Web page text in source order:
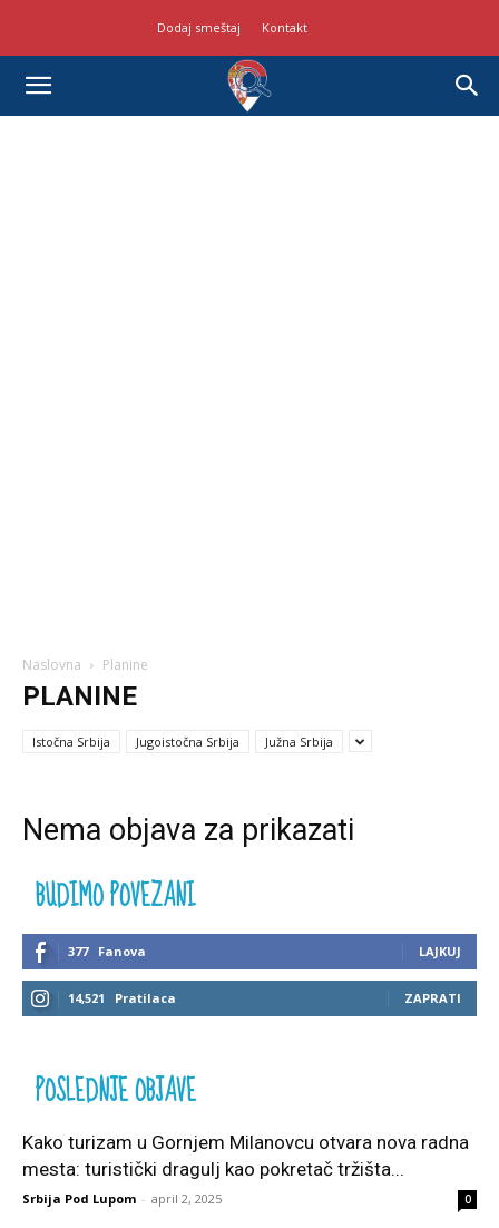
Dodaj smeštaj Kontakt
Naslovna Planine
PLANINE
Istočna Srbija Jugoistočna Srbija Južna Srbija
Nema objava za prikazati
BUDIMO POVEZANI
377 Fanova LAJKUJ
14,521 Pratilaca ZAPRATI
POSLEDNJE OBJAVE
Kako turizam u Gornjem Milanovcu otvara nova radna
mesta: turistički dragulj kao pokretač tržišta...
Srbija Pod Lupom - april 2, 2025 0